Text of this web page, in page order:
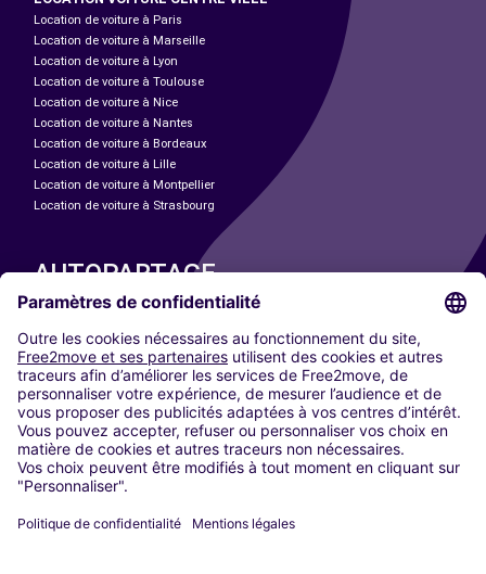
Location de voiture à Paris
Location de voiture à Marseille
Location de voiture à Lyon
Location de voiture à Toulouse
Location de voiture à Nice
Location de voiture à Nantes
Location de voiture à Bordeaux
Location de voiture à Lille
Location de voiture à Montpellier
Location de voiture à Strasbourg
AUTOPARTAGE
Paris
Madrid
Washington DC
Milan
Rome
Turin
Vienne
Berlin
Düsseldorf